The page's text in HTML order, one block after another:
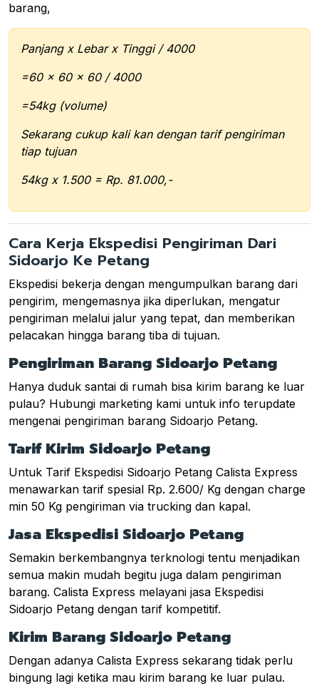
barang,
Panjang x Lebar x Tinggi / 4000
=60 x 60 x 60 / 4000
=54kg (volume)
Sekarang cukup kali kan dengan tarif pengiriman
tiap tujuan
54kg x 1.500 = Rp. 81.000,-
Cara Kerja Ekspedisi Pengiriman Dari
Sidoarjo Ke Petang
Ekspedisi bekerja dengan mengumpulkan barang dari
pengirim, mengemasnya jika diperlukan, mengatur
pengiriman melalui jalur yang tepat, dan memberikan
pelacakan hingga barang tiba di tujuan.
Pengiriman Barang Sidoarjo Petang
Hanya duduk santai di rumah bisa kirim barang ke luar
pulau? Hubungi marketing kami untuk info terupdate
mengenai pengiriman barang Sidoarjo Petang.
Tarif Kirim Sidoarjo Petang
Untuk Tarif Ekspedisi Sidoarjo Petang Calista Express
menawarkan tarif spesial Rp. 2.600/ Kg dengan charge
min 50 Kg pengiriman via trucking dan kapal.
Jasa Ekspedisi Sidoarjo Petang
Semakin berkembangnya terknologi tentu menjadikan
semua makin mudah begitu juga dalam pengiriman
barang. Calista Express melayani jasa Ekspedisi
Sidoarjo Petang dengan tarif kompetitif.
Kirim Barang Sidoarjo Petang
Dengan adanya Calista Express sekarang tidak perlu
bingung lagi ketika mau kirim barang ke luar pulau.